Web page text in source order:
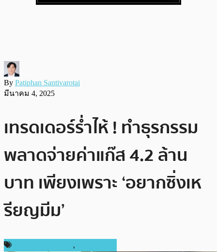
By Patiphan Santivarotai
มีนาคม 4, 2025
เทรดเดอร์ร่ำไห้ ! ทำธุรกรรม
พลาดจ่ายค่าแก๊ส 4.2 ล้าน
บาท เพียงเพราะ ‘อยากซิ่งเห
รียญมีม’
,